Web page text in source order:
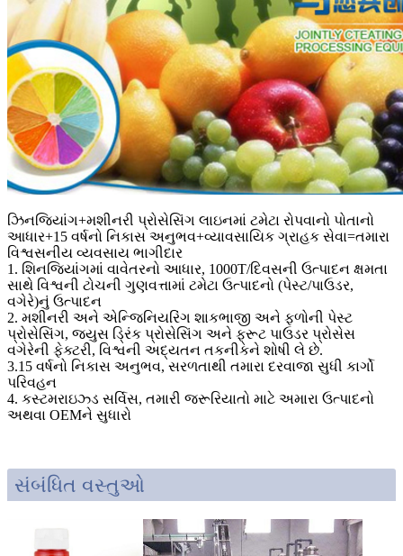
ઝિનજિયાંગ+મશીનરી પ્રોસેસિંગ લાઇનમાં ટમેટા રોપવાનો પોતાનો
આધાર+15 વર્ષનો નિકાસ અનુભવ+વ્યાવસાયિક ગ્રાહક સેવા=તમારા
વિશ્વસનીય વ્યવસાય ભાગીદાર
1. શિનજિયાંગમાં વાવેતરનો આધાર, 1000T/દિવસની ઉત્પાદન ક્ષમતા
સાથે વિશ્વની ટોચની ગુણવત્તામાં ટમેટા ઉત્પાદનો (પેસ્ટ/પાઉડર,
વગેરે)નું ઉત્પાદન
2. મશીનરી અને એન્જિનિયરિંગ શાકભાજી અને ફળોની પેસ્ટ
પ્રોસેસિંગ, જ્યુસ ડ્રિંક પ્રોસેસિંગ અને ફ્રૂટ પાઉડર પ્રોસેસ
વગેરેની ફેક્ટરી, વિશ્વની અદ્યતન તકનીકને શોષી લે છે.
3.15 વર્ષનો નિકાસ અનુભવ, સરળતાથી તમારા દરવાજા સુધી કાર્ગો
પરિવહન
4. કસ્ટમરાઇઝ્ડ સર્વિસ, તમારી જરૂરિયાતો માટે અમારા ઉત્પાદનો
અથવા OEMને સુધારો
સંબંધિત વસ્તુઓ